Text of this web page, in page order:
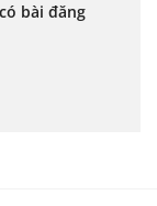
bài đăng